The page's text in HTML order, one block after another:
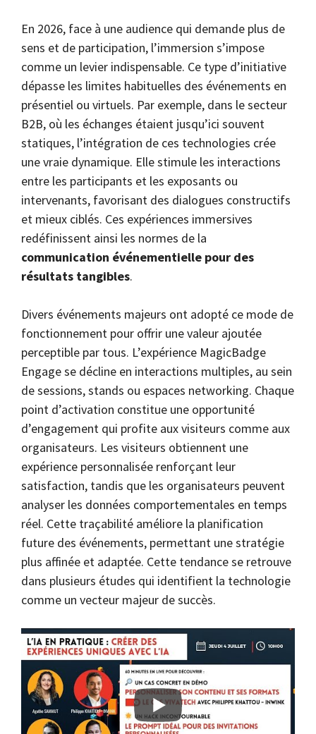
En 2026, face à une audience qui demande plus de
sens et de participation, l’immersion s’impose
comme un levier indispensable. Ce type d’initiative
dépasse les limites habituelles des événements en
présentiel ou virtuels. Par exemple, dans le secteur
B2B, où les échanges étaient jusqu’ici souvent
statiques, l’intégration de ces technologies crée
une vraie dynamique. Elle stimule les interactions
entre les participants et les exposants ou
intervenants, favorisant des dialogues constructifs
et mieux ciblés. Ces expériences immersives
redéfinissent ainsi les normes de la
communication événementielle pour des
résultats tangibles.
Divers événements majeurs ont adopté ce mode de
fonctionnement pour offrir une valeur ajoutée
perceptible par tous. L’expérience MagicBadge
Engage se décline en interactions multiples, au sein
de sessions, stands ou espaces networking. Chaque
point d’activation constitue une opportunité
d’engagement qui profite aux visiteurs comme aux
organisateurs. Les visiteurs obtiennent une
expérience personnalisée renforçant leur
satisfaction, tandis que les organisateurs peuvent
analyser les données comportementales en temps
réel. Cette traçabilité améliore la planification
future des événements, permettant une stratégie
plus affinée et adaptée. Cette tendance se retrouve
dans plusieurs études qui identifient la technologie
comme un vecteur majeur de succès.